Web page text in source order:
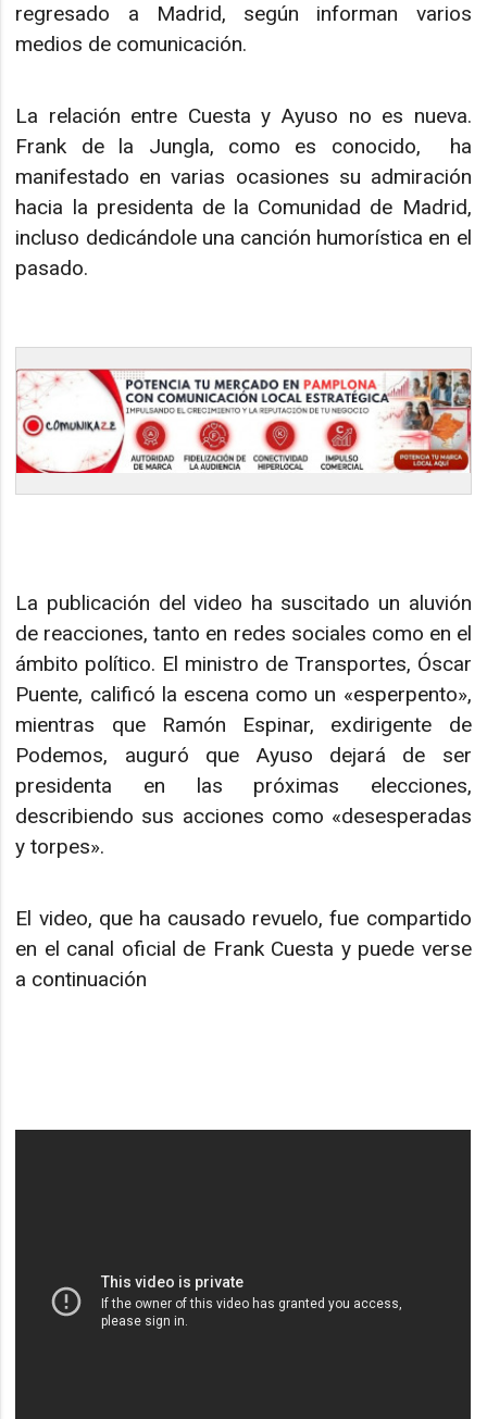
regresado a Madrid, según informan varios
medios de comunicación.
La relación entre Cuesta y Ayuso no es nueva.
Frank de la Jungla, como es conocido, ha
manifestado en varias ocasiones su admiración
hacia la presidenta de la Comunidad de Madrid,
incluso dedicándole una canción humorística en el
pasado.
La publicación del video ha suscitado un aluvión
de reacciones, tanto en redes sociales como en el
ámbito político. El ministro de Transportes, Óscar
Puente, calificó la escena como un «esperpento»,
mientras que Ramón Espinar, exdirigente de
Podemos, auguró que Ayuso dejará de ser
presidenta en las próximas elecciones,
describiendo sus acciones como «desesperadas
y torpes».
El video, que ha causado revuelo, fue compartido
en el canal oficial de Frank Cuesta y puede verse
a continuación